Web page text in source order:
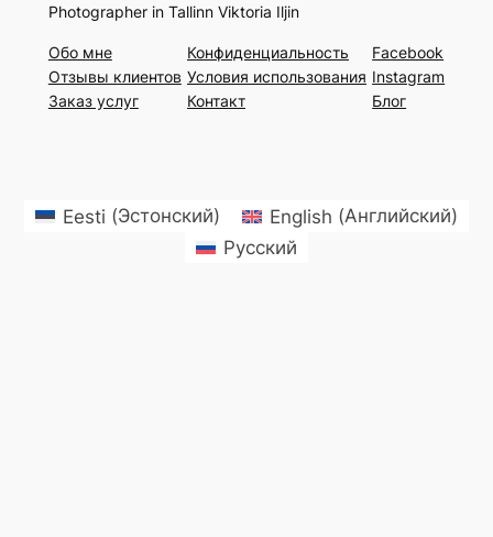
Photographer in Tallinn Viktoria Iljin
Oбо мне
Отзывы клиентов
Заказ услуг
Конфиденциальность
Условия использования
Контакт
Facebook
Instagram
Блог
Eesti (Эстонский) English (Английский)
Русский